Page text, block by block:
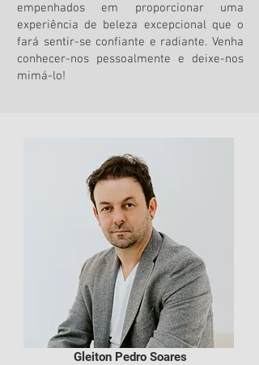
empenhados em proporcionar uma
experiência de beleza excepcional que o
fará sentir-se confiante e radiante. Venha
conhecer-nos pessoalmente e deixe-nos
mimá-lo!
Gleiton Pedro Soares